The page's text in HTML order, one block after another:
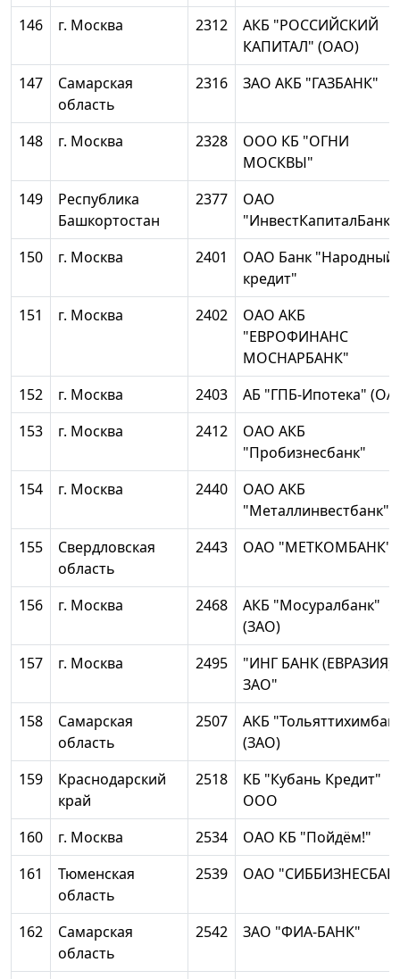
146
г. Москва 2312
АКБ "РОССИЙСКИЙ
КАПИТАЛ" (ОАО)
147
Самарская
область
2316 ЗАО АКБ "ГАЗБАНК"
148 г. Москва 2328
ООО КБ "ОГНИ
МОСКВЫ"
149
Республика
Башкортостан
2377
ОАО
"ИнвестКапиталБанк"
150
г. Москва 2401
ОАО Банк "Народный
кредит"
151
г. Москва 2402
ОАО АКБ
"ЕВРОФИНАНС
МОСНАРБАНК"
152
г. Москва 2403
АБ "ГПБ-Ипотека"
153
г. Москва 2412
ОАО АКБ
"Пробизнесбанк"
154
г. Москва 2440
ОАО АКБ
"Металлинвестбанк"
155
Свердловская
область
2443 ОАО "МЕТКОМБАНК"
156 г. Москва 2468
АКБ "Мосуралбанк"
(ЗАО)
157
г. Москва 2495
"ИНГ БАНК (ЕВРАЗИЯ)
ЗАО"
158
Самарская
область
2507
АКБ
(ЗАО)
159
Краснодарский
край
2518
КБ "Кубань Кредит"
ООО
160
г. Москва 2534
ОАО КБ "Пойдём!"
161
Тюменская
область
2539 ОАО
162
Самарская
область
2542 ЗАО "ФИА-БАНК"